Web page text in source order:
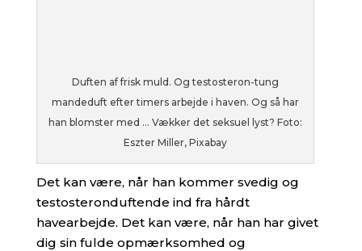
Duften af frisk muld. Og testosteron-tung
mandeduft efter timers arbejde i haven. Og så har
han blomster med … Vækker det seksuel lyst? Foto:
Eszter Miller, Pixabay
Det kan være, når han kommer svedig og
testosteronduftende ind fra hårdt
havearbejde. Det kan være, når han har givet
dig sin fulde opmærksomhed og